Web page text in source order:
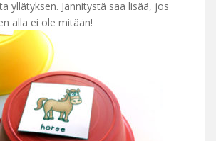
yllätyksen. Jännitystä saa lisää, jos
alla ei ole mitään!